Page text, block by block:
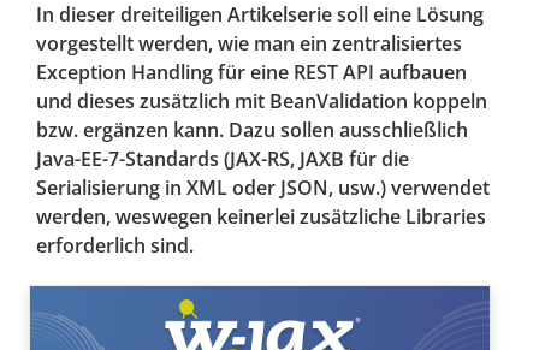
In dieser dreiteiligen Artikelserie soll eine Lösung
vorgestellt werden, wie man ein zentralisiertes
Exception Handling für eine REST API aufbauen
und dieses zusätzlich mit BeanValidation koppeln
bzw. ergänzen kann. Dazu sollen ausschließlich
Java-EE-7-Standards (JAX-RS, JAXB für die
Serialisierung in XML oder JSON, usw.) verwendet
werden, weswegen keinerlei zusätzliche Libraries
erforderlich sind.